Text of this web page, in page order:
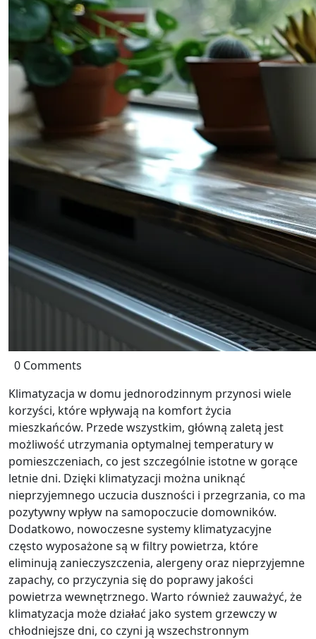
0 Comments
Klimatyzacja w domu jednorodzinnym przynosi wiele
korzyści, które wpływają na komfort życia
mieszkańców. Przede wszystkim, główną zaletą jest
możliwość utrzymania optymalnej temperatury w
pomieszczeniach, co jest szczególnie istotne w gorące
letnie dni. Dzięki klimatyzacji można uniknąć
nieprzyjemnego uczucia duszności i przegrzania, co ma
pozytywny wpływ na samopoczucie domowników.
Dodatkowo, nowoczesne systemy klimatyzacyjne
często wyposażone są w filtry powietrza, które
eliminują zanieczyszczenia, alergeny oraz nieprzyjemne
zapachy, co przyczynia się do poprawy jakości
powietrza wewnętrznego. Warto również zauważyć, że
klimatyzacja może działać jako system grzewczy w
chłodniejsze dni, co czyni ją wszechstronnym